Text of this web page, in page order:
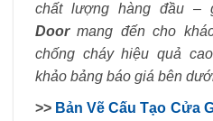
chất lượng hàng đầu –
Doormang đến cho
chống cháy hiệu quả
khảo bảng báo giá bên
>> Bản Vẽ Cấu Tạo Cửa